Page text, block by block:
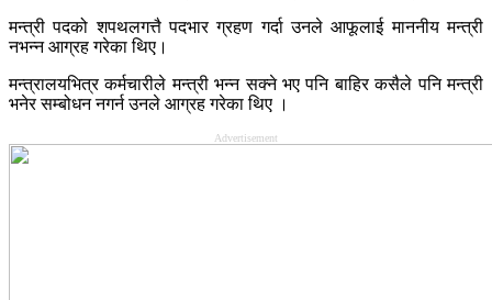
मन्त्री पदको शपथलगत्तै पदभार ग्रहण गर्दा उनले आफूलाई माननीय मन्त्री
नभन्न आग्रह गरेका थिए।
मन्त्रालयभित्र कर्मचारीले मन्त्री भन्न सक्ने भए पनि बाहिर कसैले पनि मन्त्री
भनेर सम्बोधन नगर्न उनले आग्रह गरेका थिए ।
Advertisement